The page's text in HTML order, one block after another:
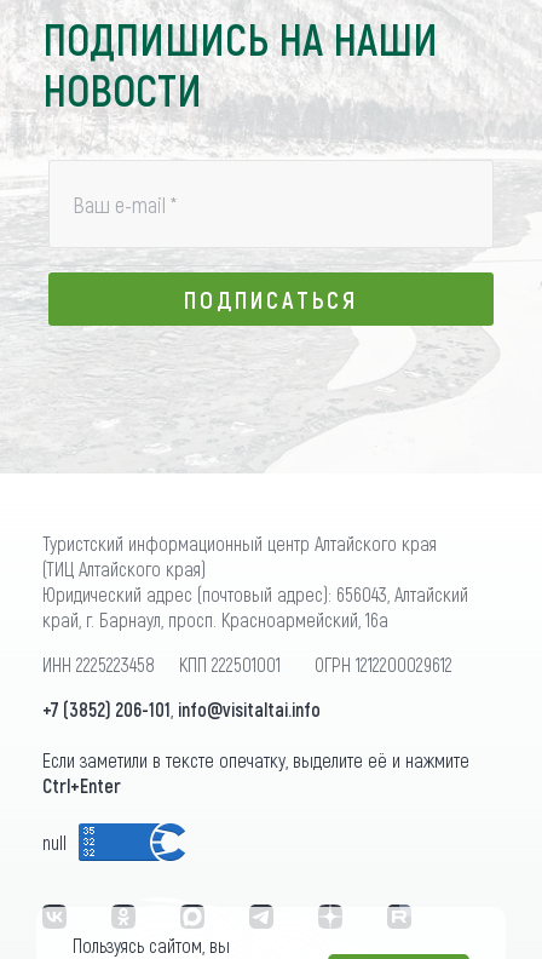
ПОДПИШИСЬ НА НАШИ
НОВОСТИ
Ваш e-mail *
ПОДПИСАТЬСЯ
ПОДПИСАТЬСЯ
Туристский информационный центр Алтайского края
(ТИЦ Алтайского края)
Юридический адрес (почтовый адрес): 656043, Алтайский
край, г. Барнаул, просп. Красноармейский, 16а
ИНН 2225223458 КПП 222501001 ОГРН 1212200029612
+7 (3852) 206-101 info@visitaltai.info
Если заметили в тексте опечатку, выделите её и нажмите
Ctrl+Enter
null
Пользуясь сайтом, вы